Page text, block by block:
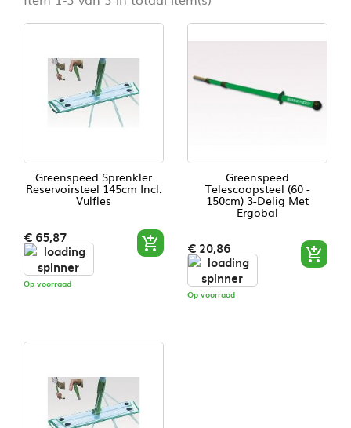
Greenspeed Sprenkler
Reservoirsteel 145cm Incl.
Vulfles
€ 65,87
Op voorraad

Greenspeed
Telescoopsteel (60 -
150cm) 3-Delig Met
Ergobal
€ 20,86
Op voorraad
